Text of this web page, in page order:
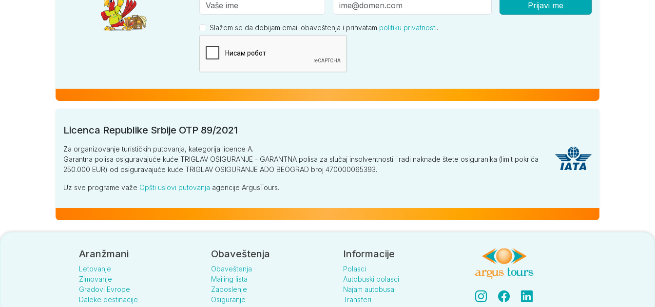
Prijavi me
Slažem se da dobijam email obaveštenja i prihvatam politiku privatnosti.
Licenca Republike Srbije OTP 89/2021
Za organizovanje turističkih putovanja, kategorija licence A.
Garantna polisa osiguravajuće kuće TRIGLAV OSIGURANJE - GARANTNA polisa za slučaj insolventnosti i radi naknade štete osiguranika (limit pokrića
250.000 EUR) od osiguravajuće kuće TRIGLAV OSIGURANJE ADO BEOGRAD broj 470000065393.
Uz sve programe važe Opšti uslovi putovanja agencije ArgusTours.
Aranžmani
Letovanje
Zimovanje
Gradovi Evrope
Daleke destinacije
Obaveštenja
Obaveštenja
Mailing lista
Zaposlenje
Osiguranje
Informacije
Polasci
Autobuski polasci
Najam autobusa
Transferi